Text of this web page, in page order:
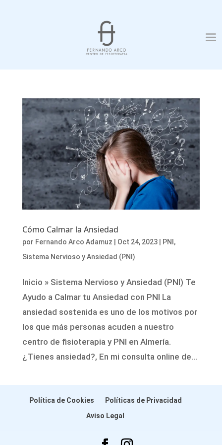
Cómo Calmar la Ansiedad
por Fernando Arco Adamuz Oct 24, 2023| PNI ,
Sistema Nervioso y Ansiedad (PNI)
Inicio » Sistema Nervioso y Ansiedad (PNI) Te
Ayudo a Calmar tu Ansiedad con PNI La
ansiedad sostenida es uno de los motivos por
los que más personas acuden a nuestro
centro de fisioterapia y PNI en Almería.
¿Tienes ansiedad?, En mi consulta online de...
Política de Cookies
Políticas de Privacidad
Aviso Legal